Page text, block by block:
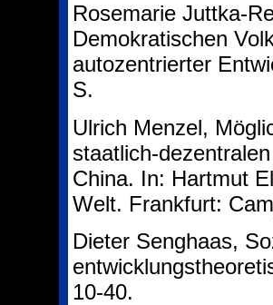
Rosemarie Juttka-
Demokratischen
autozentrierter
S.
Ulrich Menzel,
staatlich-
China. In: Hartmut
Welt. Frankfurt:
Dieter Senghaas,
10-40.